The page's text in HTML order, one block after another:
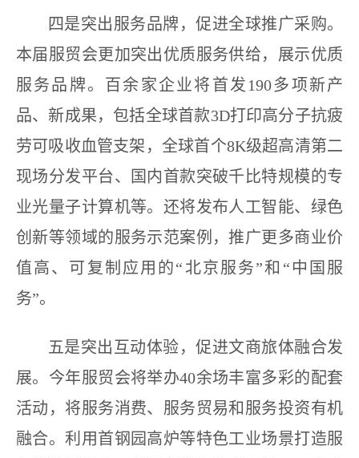
四是突出服务品牌，促进全球推广采购。
本届服贸会更加突出优质服务供给，展示优质
服务品牌。百余家企业将首发190多项新产
品、新成果，包括全球首款3D打印高分子抗疲
劳可吸收血管支架，全球首个8K级超高清第二
现场分发平台、国内首款突破千比特规模的专
业光量子计算机等。还将发布人工智能、绿色
创新等领域的服务示范案例，推广更多商业价
值高、可复制应用的“北京服务”和“中国服
务”。
五是突出互动体验，促进文商旅体融合发
展。今年服贸会将举办40余场丰富多彩的配套
活动，将服务消费、服务贸易和服务投资有机
融合。利用首钢园高炉等特色工业场景打造服